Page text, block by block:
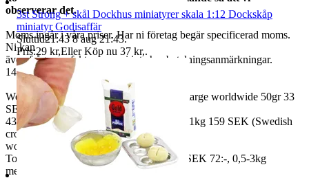
observerar det.
Moms ingår i våra priser. Har ni företag begär specificerad moms.
Ni kan
även fråga om faktura om ni inte har betalningsanmärkningar.
14 dagars full returrätt vid oanvänd vara.
We also ship abroad worldwide. Freightcharge worldwide 50gr 33
SEK, 100 gr
43 SEK, 250gr 85 SEK, 0,5kg 109 SEK, 1kg 159 SEK (Swedish
crown
worldwide price freight)
To Denmark 0,5-3kg measure 35x24x13 SEK 72:-, 0,5-3kg
measure 40x40x140cm SEK 144:-
3st Strong + skål Dockhus miniatyrer skala 1:12 Dockskåp
miniatyr Godisaffär
Sluttid21:43 8 aug 21:43.
Pris:29 kr,Eller Köp nu 37 kr,.